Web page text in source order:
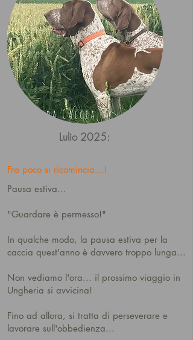
Lulio 2025:
Fra poco si ricomincia...!
Pausa estiva...
"Guardare è permesso!"
In qualche modo, la pausa estiva per la
caccia quest'anno è davvero troppo lunga...
Non vediamo l'ora... il prossimo viaggio in
Ungheria si avvicina!
Fino ad allora, si tratta di perseverare e
lavorare sull'obbedienza...